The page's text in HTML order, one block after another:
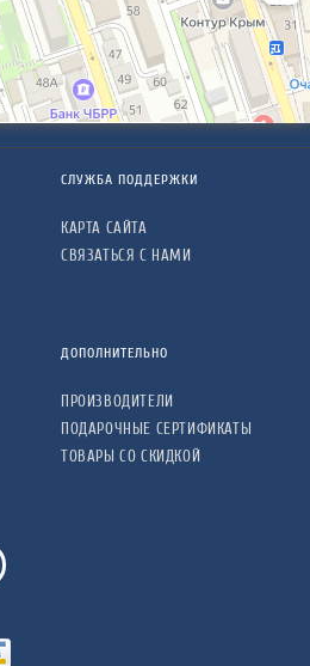
СЛУЖБА ПОДДЕРЖКИ
КАРТА САЙТА
СВЯЗАТЬСЯ С НАМИ
ДОПОЛНИТЕЛЬНО
ПРОИЗВОДИТЕЛИ
ПОДАРОЧНЫЕ СЕРТИФИКАТЫ
ТОВАРЫ СО СКИДКОЙ